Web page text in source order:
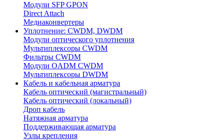
Модули SFP GPON
Direct Attach
Медиаконвертеры
Уплотнение: CWDM, DWDM
Модули оптического уплотнения
Мультиплексоры CWDM
Фильтры CWDM
Модули OADM CWDM
Мультиплексоры DWDM
Кабель и кабельная арматура
Кабель оптический (магистральный)
Кабель оптический (локальный)
Дроп кабель
Натяжная арматура
Поддерживающая арматура
Узлы крепления